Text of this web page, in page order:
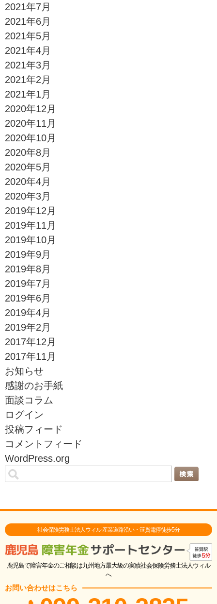
2021年7月
2021年6月
2021年5月
2021年4月
2021年3月
2021年2月
2021年1月
2020年12月
2020年11月
2020年10月
2020年8月
2020年5月
2020年4月
2020年3月
2019年12月
2019年11月
2019年10月
2019年9月
2019年8月
2019年7月
2019年6月
2019年4月
2019年2月
2017年12月
2017年11月
お知らせ
感謝のお手紙
面談コラム
ログイン
投稿フィード
コメントフィード
WordPress.org
社会保険労務士法人ウィル 産業道路沿い・笹貫電停徒歩5分
鹿児島で障害年金のご相談は九州地方最大級の実績社会保険労務士法人ウィル
へ
お問い合わせはこちら